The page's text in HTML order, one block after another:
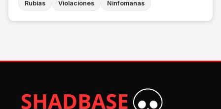
Rubias Violaciones Ninfomanas